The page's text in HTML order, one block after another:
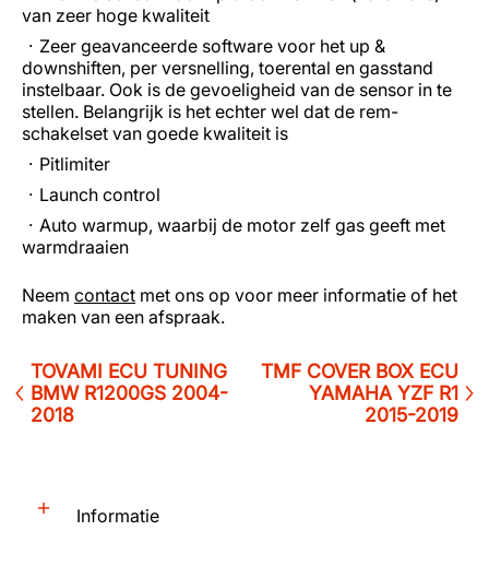
van zeer hoge kwaliteit
Zeer geavanceerde software voor het up &
downshiften, per versnelling, toerental en gasstand
instelbaar. Ook is de gevoeligheid van de sensor in te
stellen. Belangrijk is het echter wel dat de rem-
schakelset van goede kwaliteit is
Pitlimiter
Launch control
Auto warmup, waarbij de motor zelf gas geeft met
warmdraaien
Neem contact met ons op voor meer informatie of het
maken van een afspraak.
TOVAMI ECU TUNING
BMW R1200GS 2004-
2018
TMF COVER BOX ECU
YAMAHA YZF R1
2015-2019
Informatie